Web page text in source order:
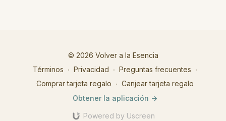
© 2026 Volver a la Esencia
Términos ∙ Privacidad ∙ Preguntas frecuentes ∙
Comprar tarjeta regalo ∙ Canjear tarjeta regalo
Obtener la aplicación ->
Powered by Uscreen